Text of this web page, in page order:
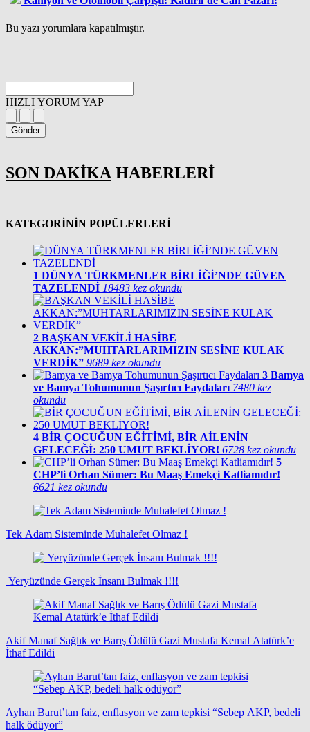
Bu yazı yorumlara kapatılmıştır.
HIZLI YORUM YAP
Gönder
SON DAKİKA HABERLERİ
KATEGORİNİN POPÜLERLERİ
1 DÜNYA TÜRKMENLER BİRLİĞİ’NDE GÜVEN
TAZELENDİ 18483 kez okundu
2 BAŞKAN VEKİLİ HASİBE
AKKAN:”MUHTARLARIMIZIN SESİNE KULAK
VERDİK” 9689 kez okundu
3 Bamya
ve Bamya Tohumunun Şaşırtıcı Faydaları 7480 kez
okundu
4 BİR ÇOCUĞUN EĞİTİMİ, BİR AİLENİN
GELECEĞİ: 250 UMUT BEKLİYOR! 6728 kez okundu
5
CHP’li Orhan Sümer: Bu Maaş Emekçi Katliamıdır!
6621 kez okundu
Tek Adam Sisteminde Muhalefet Olmaz !
Yeryüzünde Gerçek İnsanı Bulmak !!!!
Akif Manaf Sağlık ve Barış Ödülü Gazi Mustafa Kemal Atatürk’e
İthaf Edildi
Ayhan Barut’tan faiz, enflasyon ve zam tepkisi “Sebep AKP, bedeli
halk ödüyor”